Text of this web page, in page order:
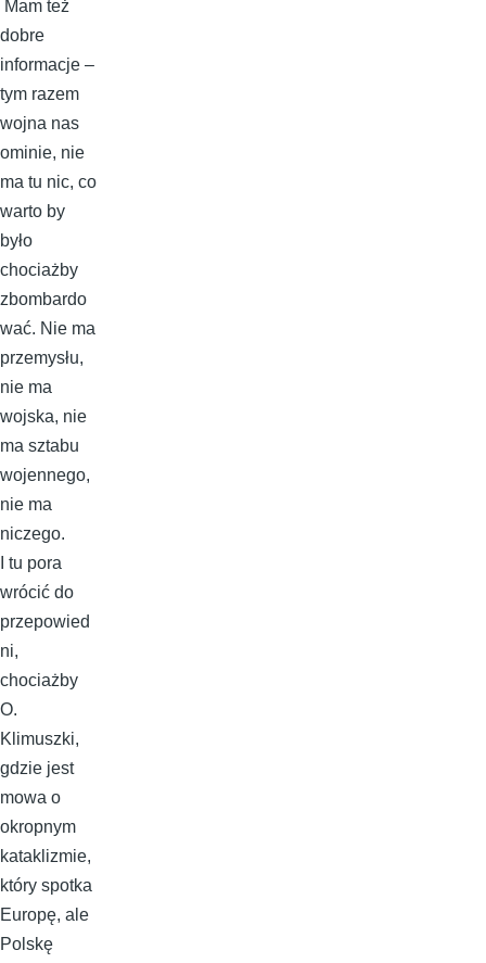
Mam też
dobre
informacje –
tym razem
wojna nas
ominie, nie
ma tu nic, co
warto by
było
chociażby
zbombardo
wać. Nie ma
przemysłu,
nie ma
wojska, nie
ma sztabu
wojennego,
nie ma
niczego.
I tu pora
wrócić do
przepowied
ni,
chociażby
O.
Klimuszki,
gdzie jest
mowa o
okropnym
kataklizmie,
który spotka
Europę, ale
Polskę